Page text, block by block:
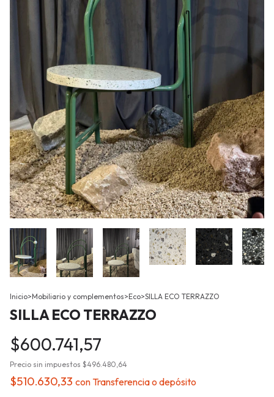
Inicio>Mobiliario y complementos>Eco>SILLA ECO TERRAZZO
SILLA ECO TERRAZZO
$600.741,57
Precio sin impuestos $496.480,64
$510.630,33 con Transferencia o depósito